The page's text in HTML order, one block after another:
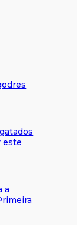
este
a